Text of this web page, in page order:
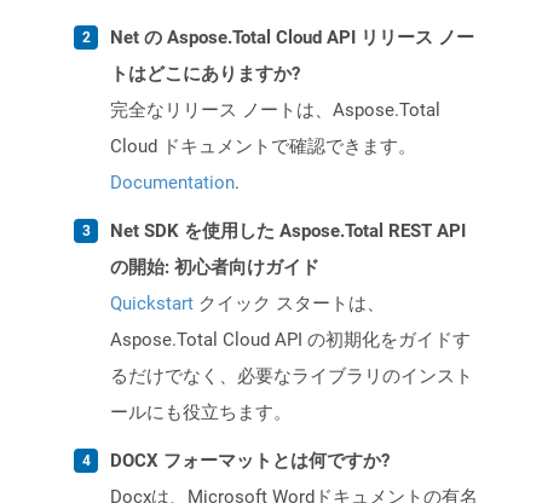
Net の Aspose.Total Cloud API リリース ノー
トはどこにありますか?
完全なリリース ノートは、Aspose.Total
Cloud ドキュメントで確認できます。
Documentation.
Net SDK を使用した Aspose.Total REST API
の開始: 初心者向けガイド
Quickstart クイック スタートは、
Aspose.Total Cloud API の初期化をガイドす
るだけでなく、必要なライブラリのインスト
ールにも役立ちます。
DOCX フォーマットとは何ですか?
Docxは、Microsoft Wordドキュメントの有名